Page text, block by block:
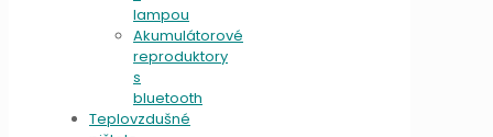
lampou
Akumulátorové
reproduktory
s
bluetooth
Teplovzdušné